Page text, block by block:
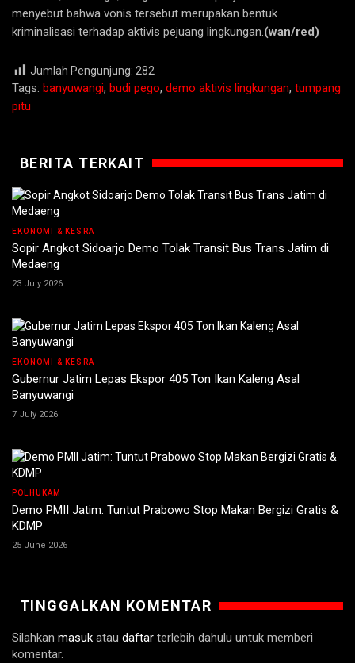
menyebut bahwa vonis tersebut merupakan bentuk
kriminalisasi terhadap aktivis pejuang lingkungan.(wan/red)
Jumlah Pengunjung: 282
Tags: banyuwangi, budi pego, demo aktivis lingkungan, tumpang
pitu
BERITA TERKAIT
EKONOMI & KESRA
Sopir Angkot Sidoarjo Demo Tolak Transit Bus Trans Jatim di
Medaeng
23 July 2026
EKONOMI & KESRA
Gubernur Jatim Lepas Ekspor 405 Ton Ikan Kaleng Asal
Banyuwangi
7 July 2026
POLHUKAM
Demo PMII Jatim: Tuntut Prabowo Stop Makan Bergizi Gratis &
KDMP
25 June 2026
TINGGALKAN KOMENTAR
Silahkan masuk atau daftar terlebih dahulu untuk memberi
komentar.